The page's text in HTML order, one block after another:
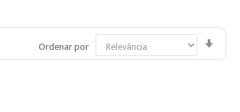
Ordenar por